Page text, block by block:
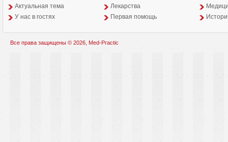
Aктуальная тема
Лекарства
У нас в гостях
Первая помощь
Все права защищены © 2026, Med-Practic